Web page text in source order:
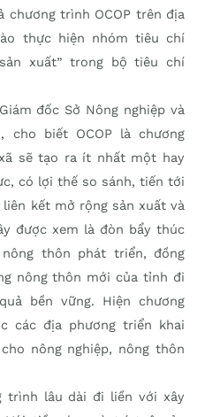
chương trình OCOP trên địa
thực hiện nhóm tiêu chí
xuất” trong bộ tiêu chí
đốc Sở Nông nghiệp và
cho biết OCOP là chương
sẽ tạo ra ít nhất một hay
có lợi thế so sánh, tiến tới
kết mở rộng sản xuất và
được xem là đòn bẩy thúc
thôn phát triển, đồng
nông thôn mới của tỉnh đi
bền vững. Hiện chương
các địa phương triển khai
nông nghiệp, nông thôn
trình lâu dài đi liền với xây